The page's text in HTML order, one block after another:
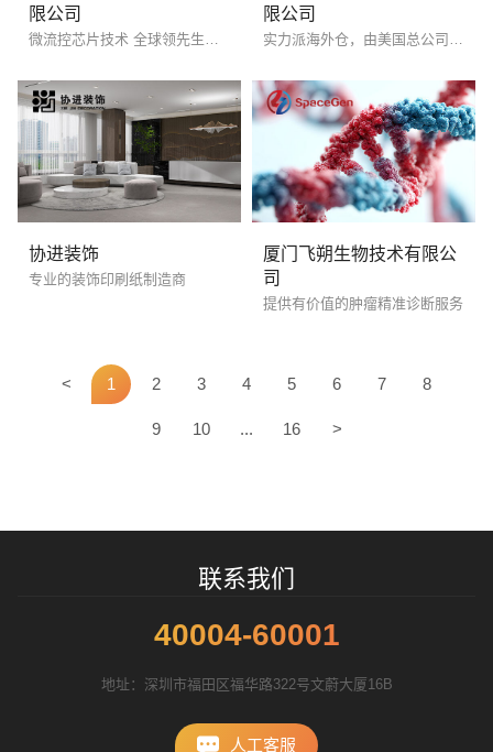
限公司
限公司
协进装饰
专业的装饰印刷纸制造商
厦门飞朔生物技术有限公
司
提供有价值的肿瘤精准诊断服务
< 1 2 3 4 5 6 7 8
9 10 ... 16 >
联系我们
40004-60001
地址：深圳市福田区福华路322号文蔚大厦16B
人工客服
您的预算 3万-5万 5万-8万